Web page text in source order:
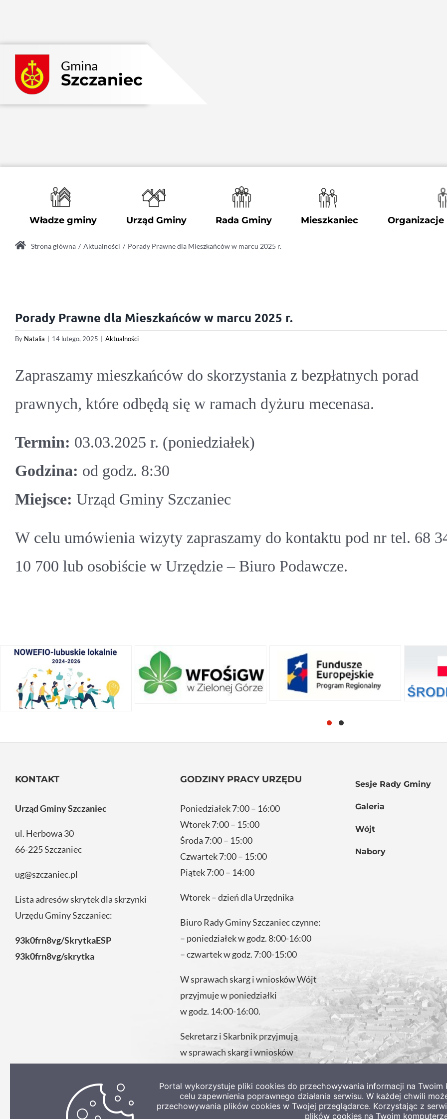
Gmina
Szczaniec
Władze gminy Urząd Gminy Rada Gminy Mieszkaniec Organizacje
Strona główna Aktualności Porady Prawne dla Mieszkańców w marcu 2025 r.
Porady Prawne dla Mieszkańców w marcu 2025 r.
By Natalia 14 lutego, 2025 Aktualności
Zapraszamy mieszkańców do skorzystania z bezpłatnych porad
prawnych, które odbędą się w ramach dyżuru mecenasa.
Termin: 03.03.2025 r. (poniedziałek)
Godzina: od godz. 8:30
Miejsce: Urząd Gminy Szczaniec
W celu umówienia wizyty zapraszamy do kontaktu pod nr tel. 68
10 700 lub osobiście w Urzędzie – Biuro Podawcze.
KONTAKT
Urząd Gminy Szczaniec
ul. Herbowa 30
66-225 Szczaniec
ug@szczaniec.pl
Lista adresów skrytek dla skrzynki
Urzędu Gminy Szczaniec:
93k0frn8vg/SkrytkaESP
93k0frn8vg/skrytka
GODZINY PRACY URZĘDU
Poniedziałek 7:00 – 16:00
Wtorek 7:00 – 15:00
Środa 7:00 – 15:00
Czwartek 7:00 – 15:00
Piątek 7:00 – 14:00
Wtorek – dzień dla Urzędnika
Biuro Rady Gminy Szczaniec czynne:
– poniedziałek w godz. 8:00-16:00
– czwartek w godz. 7:00-15:00
W sprawach skarg i wniosków Wójt
przyjmuje w poniedziałki
w godz. 14:00-16:00.
Sekretarz i Skarbnik przyjmują
w sprawach skarg i wniosków
Urzędu.
Sesje Rady Gminy
Galeria
Wójt
Nabory
Portal wykorzystuje pliki cookies do przechowywania informacji na
celu zapewnienia poprawnego działania serwisu. W każdej chwili
przechowywania plików cookies w Twojej przeglądarce. Korzystając z
plików cookies na Twoim